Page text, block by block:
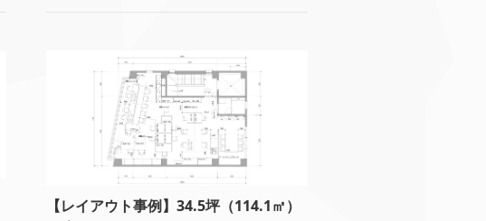
【レイアウト事例】34.5坪（114.1㎡）